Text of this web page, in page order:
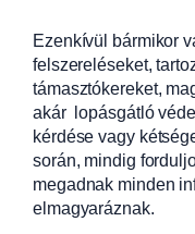
Ezenkívül bármikor
felszereléseket,
támasztókereket,
akár lopásgátló
kérdése vagy
során, mindig
megadnak minden
elmagyaráznak.